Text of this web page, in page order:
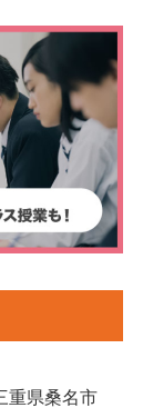
重県桑名市